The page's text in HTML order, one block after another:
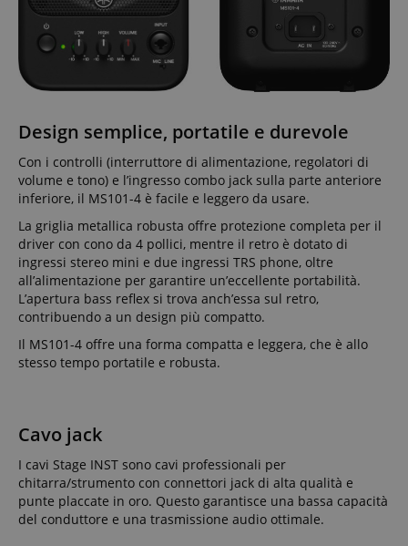
Design semplice, portatile e durevole
Con i controlli (interruttore di alimentazione, regolatori di
volume e tono) e l’ingresso combo jack sulla parte anteriore
inferiore, il MS101-4 è facile e leggero da usare.
La griglia metallica robusta offre protezione completa per il
driver con cono da 4 pollici, mentre il retro è dotato di
ingressi stereo mini e due ingressi TRS phone, oltre
all’alimentazione per garantire un’eccellente portabilità.
L’apertura bass reflex si trova anch’essa sul retro,
contribuendo a un design più compatto.
Il MS101-4 offre una forma compatta e leggera, che è allo
stesso tempo portatile e robusta.
Cavo jack
I cavi Stage INST sono cavi professionali per
chitarra/strumento con connettori jack di alta qualità e
punte placcate in oro. Questo garantisce una bassa capacità
del conduttore e una trasmissione audio ottimale.